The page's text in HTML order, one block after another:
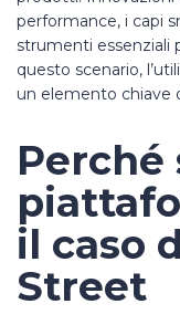
performance, i capi
strumenti essenziali
questo scenario,
un elemento chiave
Perché
il caso
Street